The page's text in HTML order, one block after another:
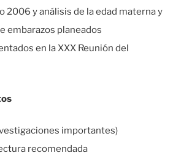
2006 y análisis de la edad materna y
embarazos planeados
en la XXX Reunión del
importantes)
recomendada